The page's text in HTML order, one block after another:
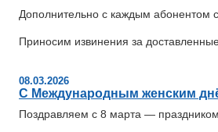
Дополнительно с каждым абонентом
Приносим извинения за
08.03.2026
С Международным женским
Поздравляем с 8 марта —